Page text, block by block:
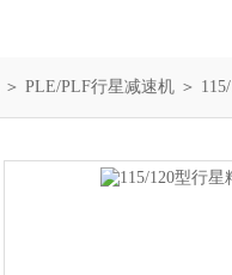
＞ PLE/PLF行星减速机 ＞